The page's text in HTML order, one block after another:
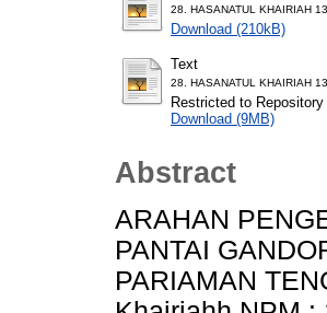
28. HASANATUL KHAIRIAH
Download (210kB)
Text
28. HASANATUL KHAIRIAH
Restricted to
Download (9MB)
Abstract
ARAHAN
PANTAI
PARIAMAN